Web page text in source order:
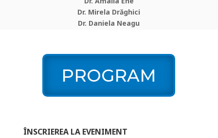
Dr. Mirela Drăghici
Dr. Daniela Neagu
PROGRAM
ÎNSCRIEREA LA EVENIMENT